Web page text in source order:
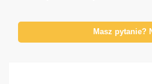
Masz pytanie?